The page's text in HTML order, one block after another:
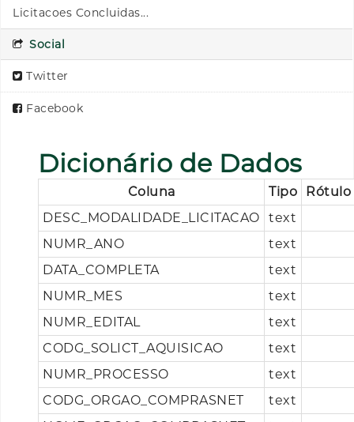
Licitacoes Concluidas...
Social
Twitter
Facebook
Dicionário de Dados
Coluna Tipo
Rótulo
DESC_MODALIDADE_LICITACAO
text
NUMR_ANO
text
DATA_COMPLETA
text
NUMR_MES
text
NUMR_EDITAL
text
CODG_SOLICT_AQUISICAO
text
NUMR_PROCESSO
text
CODG_ORGAO_COMPRASNET
text